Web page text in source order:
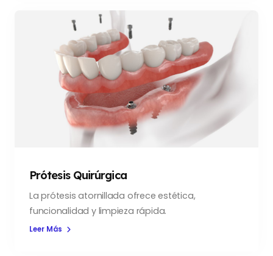
Prótesis Quirúrgica
La prótesis atornillada ofrece estética,
funcionalidad y limpieza rápida.
Leer Más